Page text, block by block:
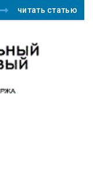
читать статью